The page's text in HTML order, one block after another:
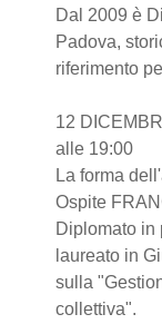
Dal 2009 è
Padova,
riferimento
12
alle 19:00
La forma
Ospite
Diplomato in
laureato in
sulla
collettiva".